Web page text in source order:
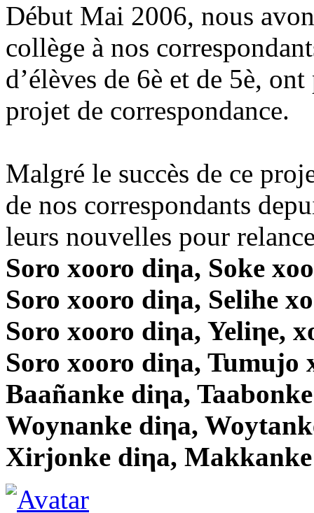
Début Mai 2006, nous
collège à nos
d’élèves de 6è et de 5è,
projet de correspondance.
Malgré le succès de ce
de nos correspondants
leurs nouvelles pour
Soro xooro diηa, Soke
Soro xooro diηa, Selihe
Soro xooro diηa, Yeliηe,
Soro xooro diηa, Tumujo
Baañanke diηa,
Woynanke diηa,
Xirjonke diηa,